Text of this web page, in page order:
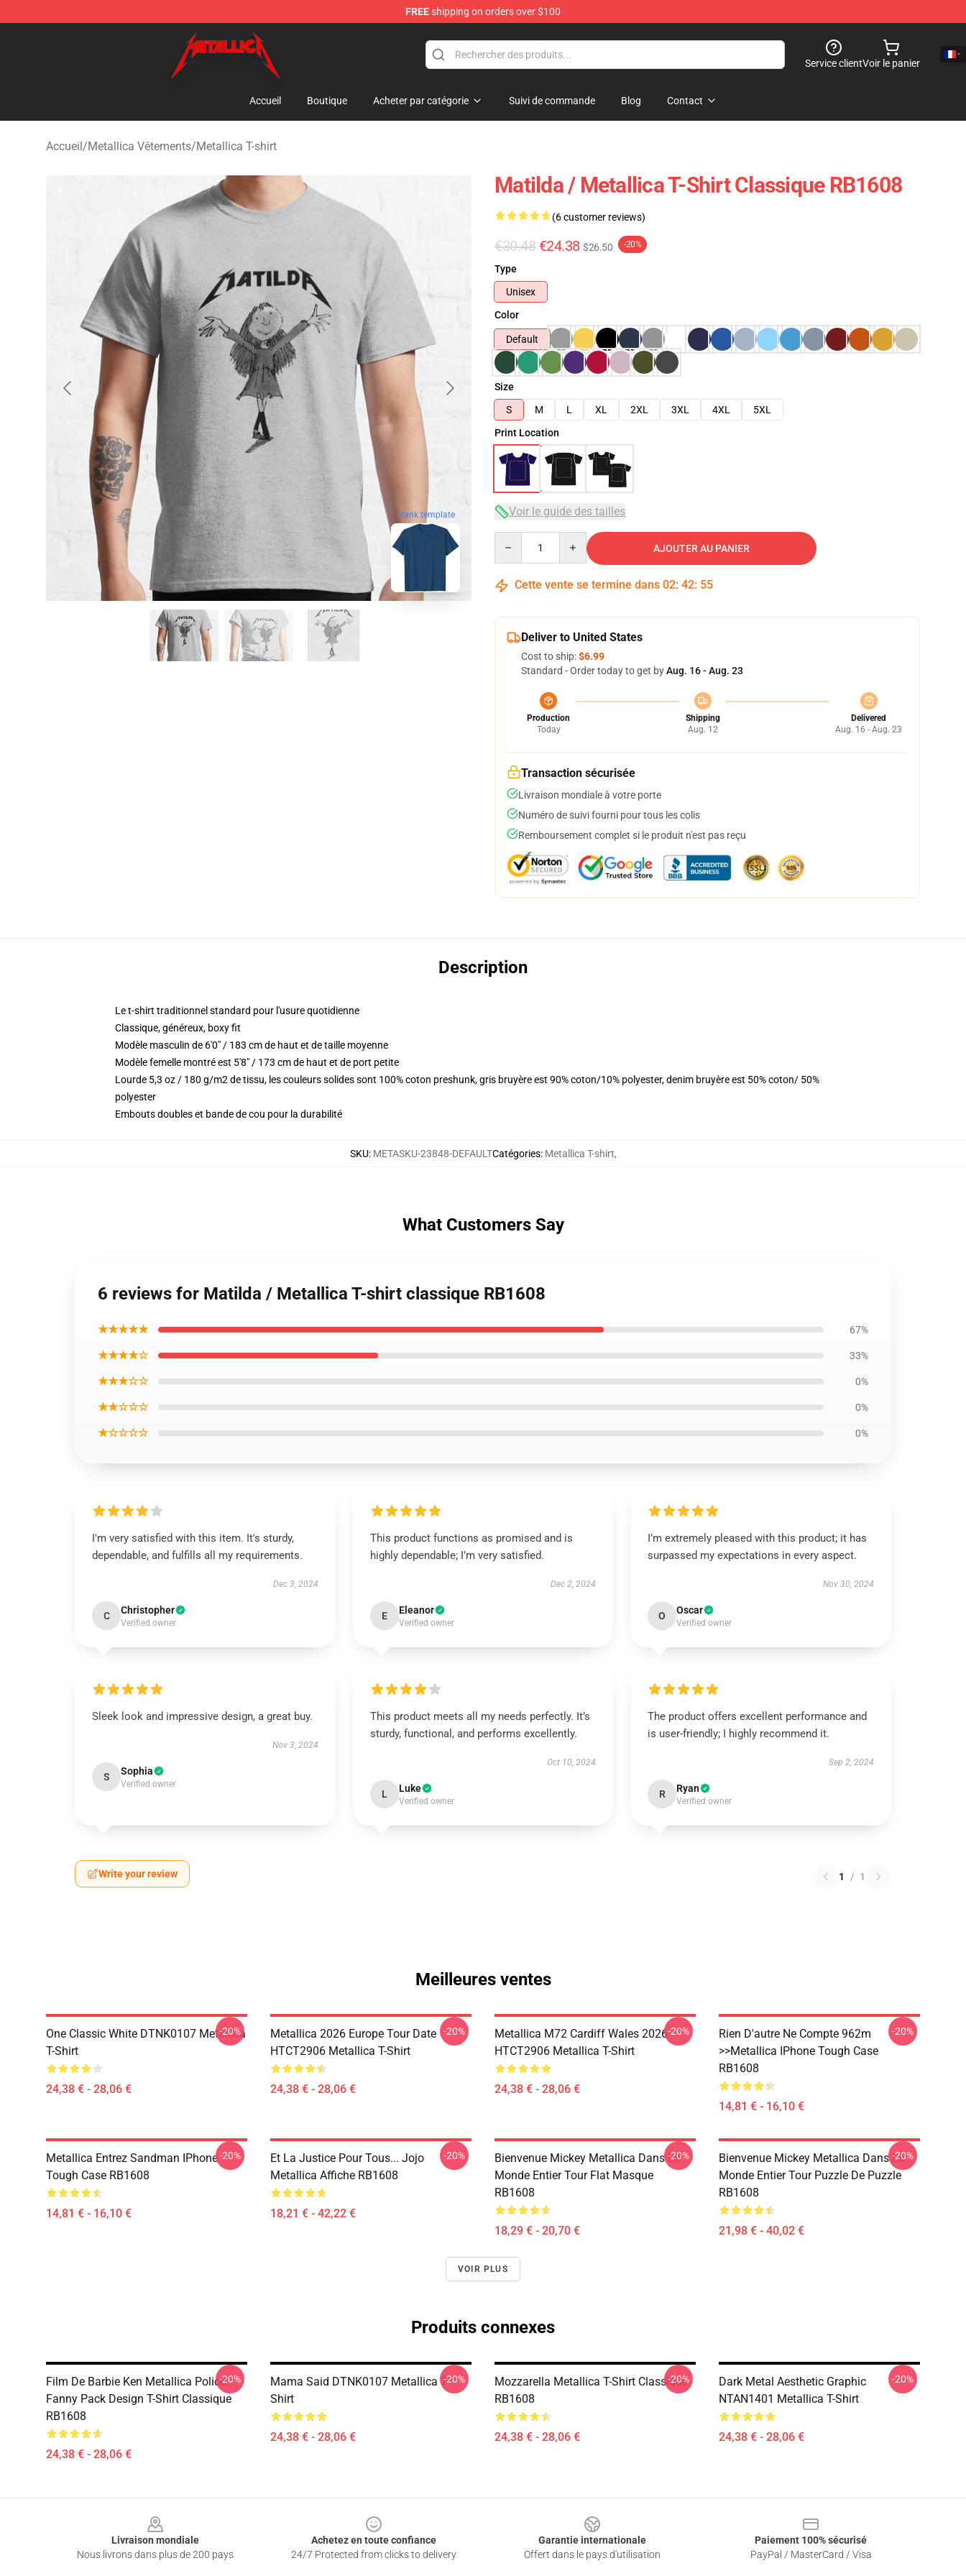
FREEshipping on orders over $100
Metallica Store - Official Metallica Merchandise Shop
Service clientVoir le panier
Accueil Boutique Acheter par catégorie Suivi de commande Blog Contact
Accueil/Metallica Vêtements/Metallica T-shirt
blank template
Matilda / Metallica T-Shirt Classique RB1608
(6 customer reviews)
€30.48 €24.38 $26.50 -20%
Type
Unisex
Color
Default
Size
S
M L XL 2XL 3XL 4XL
5XL
Print Location
Voir le guide des tailles
AJOUTER AU PANIER
Cette vente se termine dans 02: 42: 54
Deliver to United States
Cost to ship:$6.99
Standard - Order today to get byAug. 16 - Aug. 23
Production
Today
Shipping
Aug. 12
Delivered
Aug. 16 - Aug. 23
Transaction sécurisée
Livraison mondiale à votre porte
Numéro de suivi fourni pour tous les colis
Remboursement complet si le produit n'est pas reçu
Description
Le t-shirt traditionnel standard pour l'usure quotidienne
Classique, généreux, boxy fit
Modèle masculin de 6'0" / 183 cm de haut et de taille moyenne
Modèle femelle montré est 5'8" / 173 cm de haut et de port petite
Lourde 5,3 oz / 180 g/m2 de tissu, les couleurs solides sont 100% coton preshunk, gris bruyère est 90% coton/10% polyester, denim bruyère est 50% coton/ 50%
polyester
Embouts doubles et bande de cou pour la durabilité
SKU: METASKU-23848-DEFAULTCatégories: Metallica T-shirt,
What Customers Say
6 reviews for Matilda / Metallica T-shirt classique RB1608
★★★★★ 67%
★★★★☆ 33%
★★★☆☆ 0%
★★☆☆☆ 0%
★☆☆☆☆ 0%
I'm very satisfied with this item. It's sturdy,
dependable, and fulfills all my requirements.
Dec 3, 2024
C Christopher
Verified owner
This product functions as promised and is
highly dependable; I’m very satisfied.
Dec 2, 2024
E Eleanor
Verified owner
I’m extremely pleased with this product; it has
surpassed my expectations in every aspect.
Nov 30, 2024
O Oscar
Verified owner
Sleek look and impressive design, a great buy.
Nov 3, 2024
S Sophia
Verified owner
This product meets all my needs perfectly. It’s
sturdy, functional, and performs excellently.
Oct 10, 2024
L Luke
Verified owner
The product offers excellent performance and
is user-friendly; I highly recommend it.
Sep 2, 2024
R Ryan
Verified owner
Write your review 1 / 1
Meilleures ventes
One Classic White DTNK0107 Metallica
T-Shirt
24,38 € - 28,06 €
-20%
Metallica 2026 Europe Tour Date
HTCT2906 Metallica T-Shirt
24,38 € - 28,06 €
-20%
Metallica M72 Cardiff Wales 2026
HTCT2906 Metallica T-Shirt
24,38 € - 28,06 €
-20%
Rien D'autre Ne Compte 962m
>>metallica IPhone Tough Case
RB1608
14,81 € - 16,10 €
-20%
Metallica Entrez Sandman IPhone
Tough Case RB1608
14,81 € - 16,10 €
-20%
Et La Justice Pour Tous... Jojo
Metallica Affiche RB1608
18,21 € - 42,22 €
-20%
Bienvenue Mickey Metallica Dans Le
Monde Entier Tour Flat Masque
RB1608
18,29 € - 20,70 €
-20%
Bienvenue Mickey Metallica Dans Le
Monde Entier Tour Puzzle De Puzzle
RB1608
21,98 € - 40,02 €
-20%
VOIR PLUS
Produits connexes
Film De Barbie Ken Metallica Police
Fanny Pack Design T-Shirt Classique
RB1608
24,38 € - 28,06 €
-20%
Mama Said DTNK0107 Metallica T-
Shirt
24,38 € - 28,06 €
-20%
Mozzarella Metallica T-Shirt Classique
RB1608
24,38 € - 28,06 €
-20%
Dark Metal Aesthetic Graphic
NTAN1401 Metallica T-Shirt
24,38 € - 28,06 €
-20%
Livraison mondiale
Nous livrons dans plus de 200 pays
Achetez en toute confiance
24/7 Protected from clicks to delivery
Garantie internationale
Offert dans le pays d'utilisation
Paiement 100% sécurisé
PayPal / MasterCard / Visa